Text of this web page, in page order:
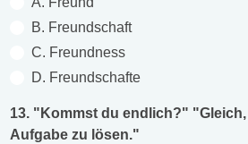
B. Freundschaft
C. Freundness
D. Freundschafte
13. "Kommst du endlich?" "Gleich,
Aufgabe zu lösen."